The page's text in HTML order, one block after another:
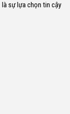
là sự lựa chọn tin cậy